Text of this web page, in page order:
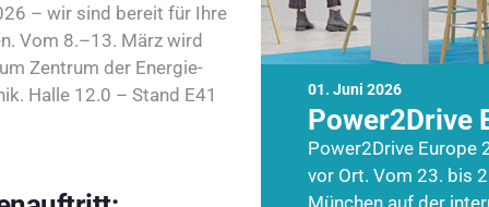
01. Juni 2026
Power2Drive
Power2Drive Europe
vor Ort. Vom 23. bis
München auf der
– wir sind bereit für Ihre
Vom 8.–13. März wird
Zentrum der Energie-
Halle 12.0 – Stand E41